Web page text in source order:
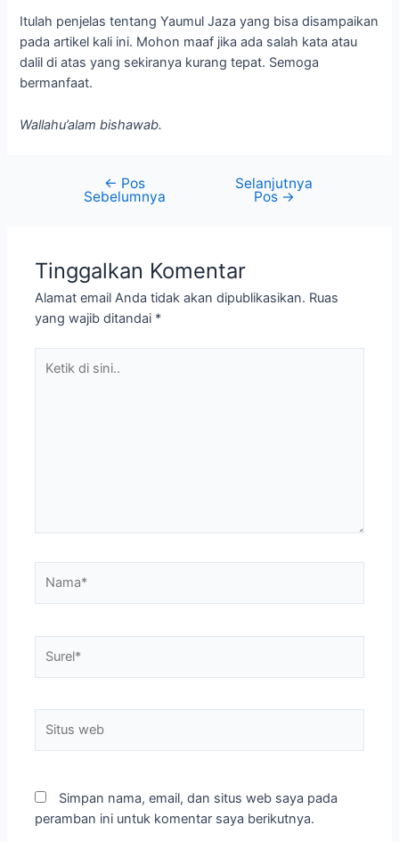
Itulah penjelas tentang Yaumul Jaza yang bisa disampaikan
pada artikel kali ini. Mohon maaf jika ada salah kata atau
dalil di atas yang sekiranya kurang tepat. Semoga
bermanfaat.
Wallahu’alam bishawab.
← Pos
Sebelumnya
Selanjutnya
Pos →
Tinggalkan Komentar
Alamat email Anda tidak akan dipublikasikan. Ruas
yang wajib ditandai *
web
Simpan nama, email, dan situs web saya pada
peramban ini untuk komentar saya berikutnya.